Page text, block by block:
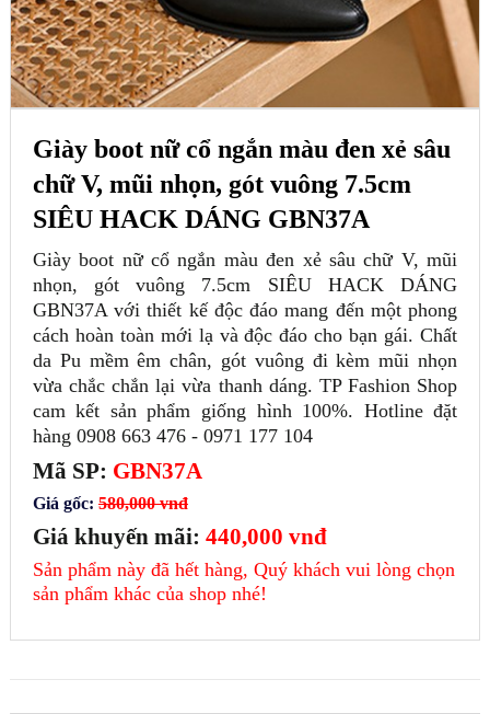
Giày boot nữ cổ ngắn màu đen xẻ sâu
chữ V, mũi nhọn, gót vuông 7.5cm
SIÊU HACK DÁNG GBN37A
Giày boot nữ cổ ngắn màu đen xẻ sâu chữ V, mũi
nhọn, gót vuông 7.5cm SIÊU HACK DÁNG
GBN37A với thiết kế độc đáo mang đến một phong
cách hoàn toàn mới lạ và độc đáo cho bạn gái. Chất
da Pu mềm êm chân, gót vuông đi kèm mũi nhọn
vừa chắc chắn lại vừa thanh dáng. TP Fashion Shop
cam kết sản phẩm giống hình 100%. Hotline đặt
hàng 0908 663 476 - 0971 177 104
Mã SP: GBN37A
Giá gốc: 580,000 vnđ
Giá khuyến mãi: 440,000 vnđ
Sản phẩm này đã hết hàng, Quý khách vui lòng chọn
sản phẩm khác của shop nhé!